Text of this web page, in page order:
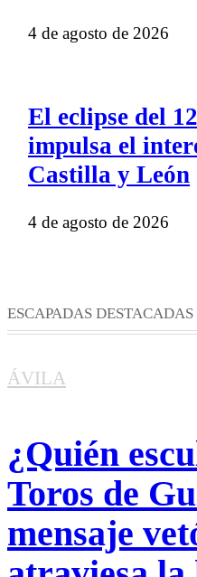
4 de agosto de 2026
El eclipse del
impulsa el
Castilla y León
4 de agosto de 2026
ESCAPADAS DESTACADAS
ÁVILA
¿Quién
Toros de
mensaje